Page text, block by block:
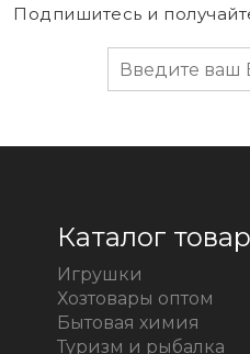
Подпишитесь и
Каталог
Игрушки
Хозтовары оптом
Бытовая химия
Туризм и рыбалка